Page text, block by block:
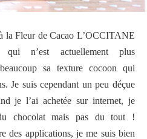
la Fleur de Cacao L’OCCITANE
n’est actuellement plus
sa texture cocoon qui
Je suis cependant un peu déçue
je l’ai achetée sur internet, je
chocolat mais pas du tout !
des applications, je me suis bien